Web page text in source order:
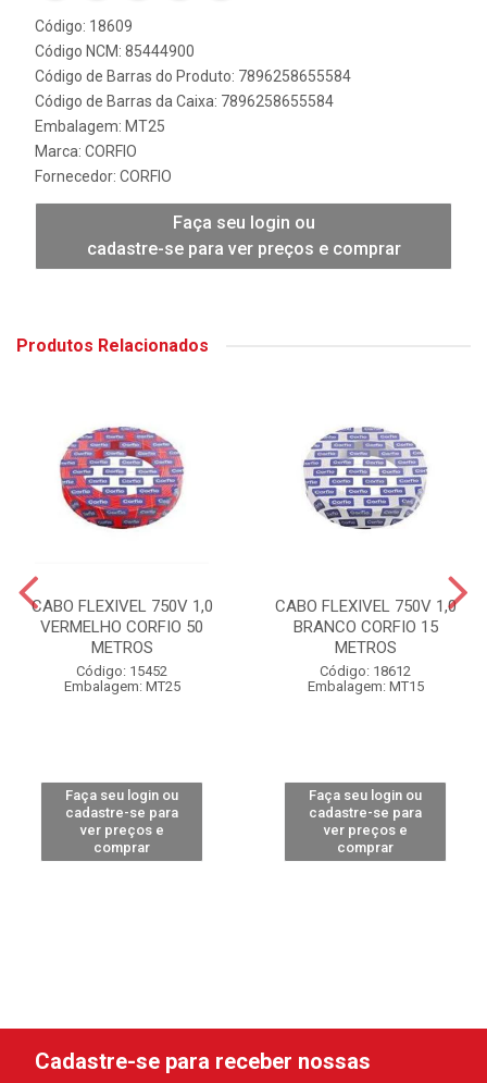
Código: 18609
Código NCM: 85444900
Código de Barras do Produto: 7896258655584
Código de Barras da Caixa: 7896258655584
Embalagem: MT25
Marca: CORFIO
Fornecedor: CORFIO
Faça seu login ou
cadastre-se para ver preços e comprar
Produtos Relacionados
CABO FLEXIVEL 750V 1,0
VERMELHO CORFIO 50
METROS
Código: 15452
Embalagem: MT25
Faça seu login ou
cadastre-se para
ver preços e
comprar
CABO FLEXIVEL 750V 1,0
BRANCO CORFIO 15
METROS
Código: 18612
Embalagem: MT15
Faça seu login ou
cadastre-se para
ver preços e
comprar
Cadastre-se para receber nossas